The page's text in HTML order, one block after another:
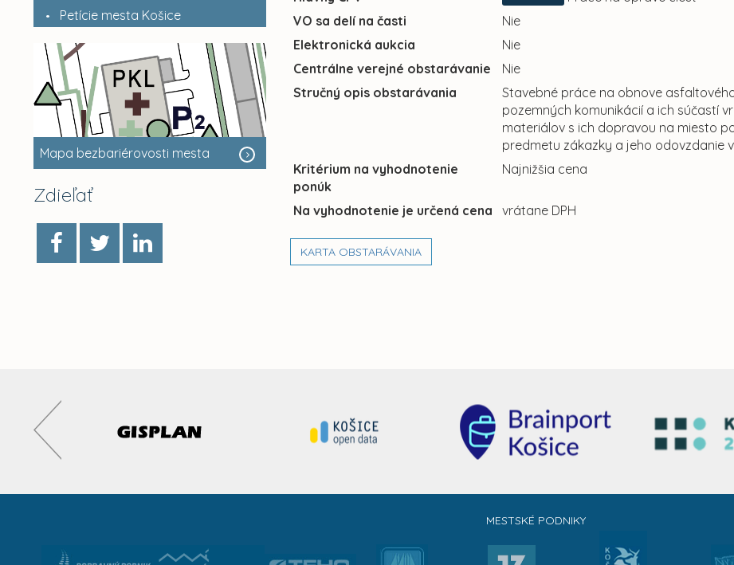
Petície mesta Košice
Mapa bezbariérovosti mesta
Zdieľať
VO sa delí na časti
Nie
Elektronická aukcia
Nie
Centrálne verejné obstarávanie
Nie
Stručný opis obstarávania
Stavebné práce na obnove
pozemných komunikácií a ich súčastí
materiálov s ich dopravou na miesto
predmetu zákazky a jeho odovzdanie
Kritérium na vyhodnotenie
ponúk
Najnižšia cena
Na vyhodnotenie je určená cena vrátane DPH
KARTA OBSTARÁVANIA
MESTSKÉ PODNIKY